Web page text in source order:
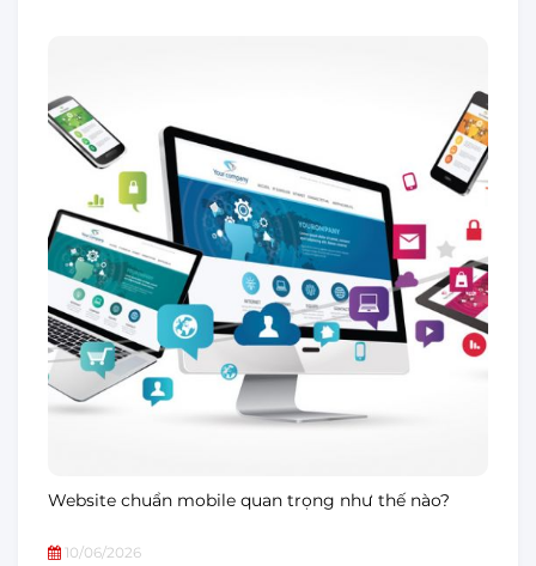
Website chuẩn mobile quan trọng như thế nào?
10/06/2026